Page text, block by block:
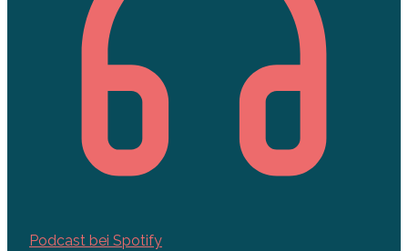
Podcast bei Spotify